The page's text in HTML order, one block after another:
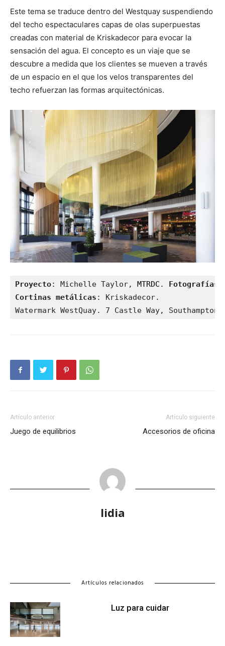
Este tema se traduce dentro del Westquay suspendiendo
del techo espectaculares capas de olas superpuestas
creadas con material de Kriskadecor para evocar la
sensación del agua. El concepto es un viaje que se
descubre a medida que los clientes se mueven a través
de un espacio en el que los velos transparentes del
techo refuerzan las formas arquitectónicas.
Proyecto: Michelle Taylor, MTRDC .
Fotografías
Cortinas metálicas : Kriskadecor.
Watermark WestQuay. 7 Castle Way, Southampton
Artículo anterior
Juego de equilibrios
Artículo siguiente
Accesorios de oficina
lidia
Artículos relacionados
Luz para cuidar